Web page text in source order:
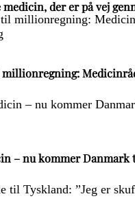
medicin, der er på vej
– nu kommer Danmark